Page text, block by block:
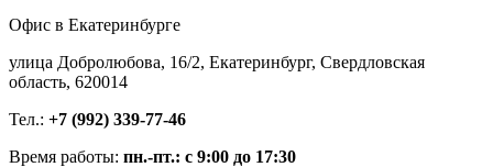
Офис в Екатеринбурге
улица Добролюбова, 16/2, Екатеринбург, Свердловская
область, 620014
Тел.: +7 (992) 339-77-46
Время работы: пн.-пт.: с 9:00 до 17:30